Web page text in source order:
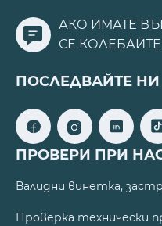
АКО ИМАТЕ
СЕ
ПОСЛЕДВАЙТЕ НИ
ПРОВЕРИ ПРИ
Валидни винетка,
Проверка технически